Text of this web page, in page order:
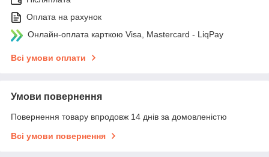
Оплата на рахунок
Онлайн-оплата карткою Visa, Mastercard - LiqPay
Всі умови оплати
Умови повернення
Повернення товару впродовж 14 днів за домовленістю
Всі умови повернення